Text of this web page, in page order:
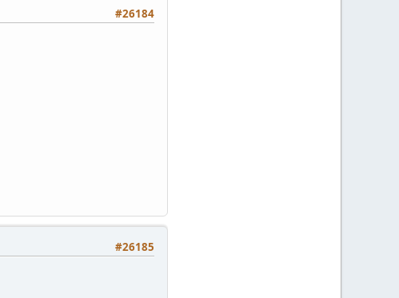
#26184
#26185